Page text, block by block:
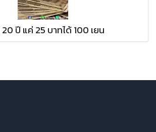
ปี แค่ 25 บาทได้ 100 เยน